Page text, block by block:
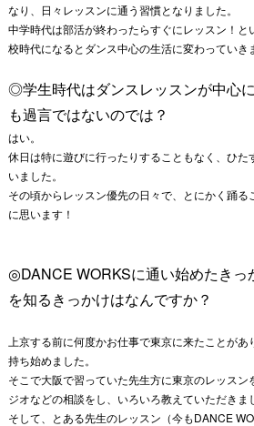
なり、日々レッスンに通う習慣となりました。
中学時代は部活が終わったらすぐにレッスン！
校時代になるとダンス中心の生活に変わっていき
◎学生時代はダンスレッスンが中心
も過言ではないのでは？
はい。
休日は特に遊びに行ったりすることもなく、ひた
いました。
その頃からレッスン優先の日々で、とにかく踊る
に思います！
◎DANCE WORKSに通い始めたきっ
を知るきっかけはなんですか？
上京する前に何度かお仕事で東京に来たことがあ
持ち始めました。
そこで大阪で習っていた先生方に東京のレッスン
ジオなどの相談をし、いろいろ教えていただきま
そして、とある先生のレッスン（今もDANCE